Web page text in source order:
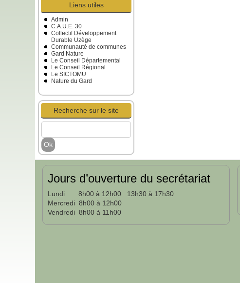
Liens utiles
Admin
C.A.U.E. 30
Collectif Développement
Durable Uzège
Communauté de communes
Gard Nature
Le Conseil Départemental
Le Conseil Régional
Le SICTOMU
Nature du Gard
Recherche sur le site
Jours d’ouverture du secrétariat
Lundi 8h00 à 12h00 13h30 à 17h30
Mercredi 8h00 à 12h00
Vendredi 8h00 à 11h00